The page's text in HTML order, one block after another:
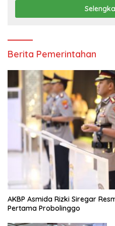
Berita Pemerintahan
AKBP Asmida Rizki Siregar
Pertama Probolinggo